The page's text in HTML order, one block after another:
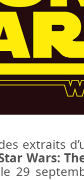
extraits
Wars:
29